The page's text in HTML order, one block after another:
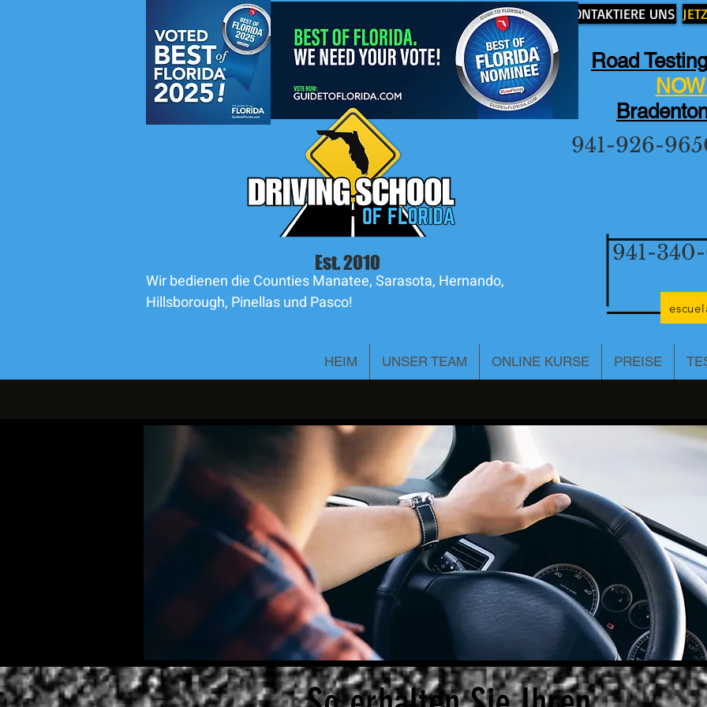
KONTAKTIERE UNS
941-
941-926-
Wir bedienen die Counties Manatee, Sarasota, Hernando,
Hillsborough, Pinellas und Pasco!
Road
Est. 2010
HEIM UNSER TEAM ONLINE KURSE PREISE